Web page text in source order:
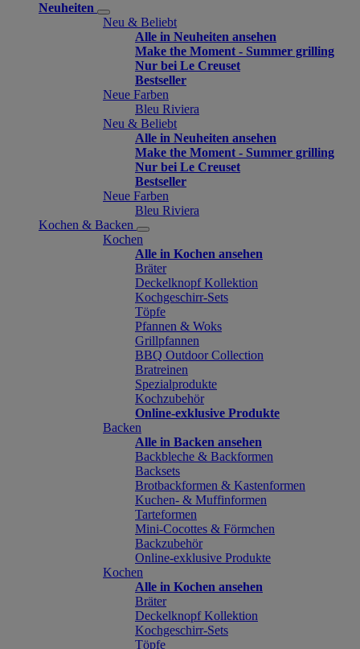
Neuheiten
Neu & Beliebt
Alle in Neuheiten ansehen
Make the Moment - Summer grilling
Nur bei Le Creuset
Bestseller
Neue Farben
Bleu Riviera
Neu & Beliebt
Alle in Neuheiten ansehen
Make the Moment - Summer grilling
Nur bei Le Creuset
Bestseller
Neue Farben
Bleu Riviera
Kochen & Backen
Kochen
Alle in Kochen ansehen
Bräter
Deckelknopf Kollektion
Kochgeschirr-Sets
Töpfe
Pfannen & Woks
Grillpfannen
BBQ Outdoor Collection
Bratreinen
Spezialprodukte
Kochzubehör
Online-exklusive Produkte
Backen
Alle in Backen ansehen
Backbleche & Backformen
Backsets
Brotbackformen & Kastenformen
Kuchen- & Muffinformen
Tarteformen
Mini-Cocottes & Förmchen
Backzubehör
Online-exklusive Produkte
Kochen
Alle in Kochen ansehen
Bräter
Deckelknopf Kollektion
Kochgeschirr-Sets
Töpfe